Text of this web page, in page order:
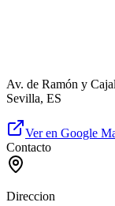
Av. de Ramón y
Sevilla, ES
Ver en Google
Contacto
Direccion